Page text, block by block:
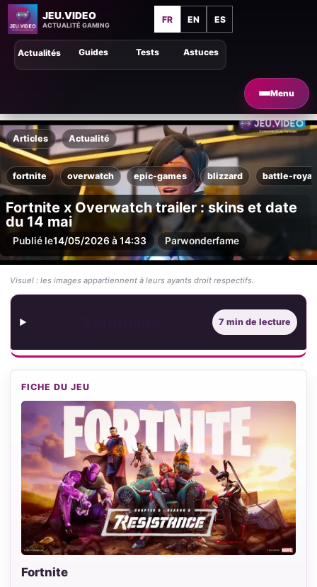
JEU.VIDEO
ACTUALITÉ GAMING
FR EN ES
Menu
Astuces
Guides Tests
Actualités
Articles Actualité
fortnite overwatch epic-games blizzard battle-
Fortnite x Overwatch trailer : skins et date
du 14 mai
Publié le14/05/2026 à 14:33 Parwonderfame
Visuel : les images appartiennent à leurs ayants droit respectifs.
7 min de lecture
FICHE DU JEU
Fortnite